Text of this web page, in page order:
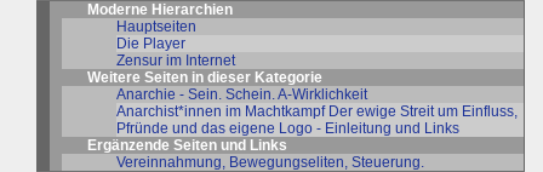
Moderne Hierarchien
Hauptseiten
Die Player
Zensur im Internet
Weitere Seiten in dieser Kategorie
Anarchie - Sein. Schein. A-Wirklichkeit
Anarchist*innen im Machtkampf Der ewige Streit um Einfluss,
Pfründe und das eigene Logo - Einleitung und Links
Ergänzende Seiten und Links
Vereinnahmung, Bewegungseliten, Steuerung.